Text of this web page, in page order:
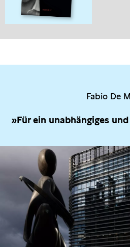
Fabio De
»Für ein unabhängiges